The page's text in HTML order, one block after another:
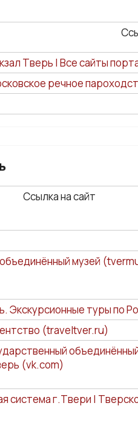
Тверь | Все сайты
речное
Ссылка на сайт
музей
туры по
(traveltver.ru)
(vk.com)
система г.Твери |